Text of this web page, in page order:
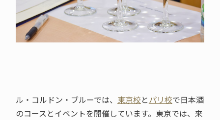
ル・コルドン・ブルーでは、 東京校とパリ校で日本酒
のコースとイベントを開催しています。東京では、来